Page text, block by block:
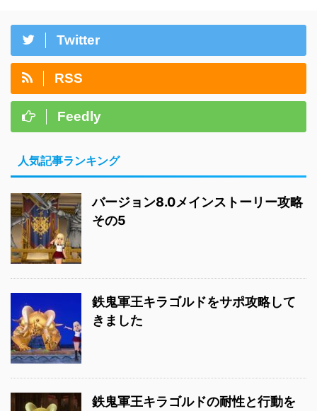
Twitter
RSS
Feedly
人気記事ランキング
バージョン8.0メインストーリー攻略
その5
鉄鬼軍王キラゴルドをサポ攻略して
きました
鉄鬼軍王キラゴルドの耐性と行動を